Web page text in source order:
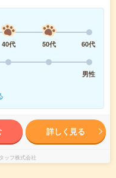
40代 50代
60代
男性
詳しく見る
ッフ株式会社